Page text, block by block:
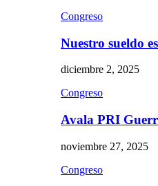
Congreso
Nuestro sueldo
diciembre 2, 2025
Congreso
Avala PRI
noviembre 27, 2025
Congreso